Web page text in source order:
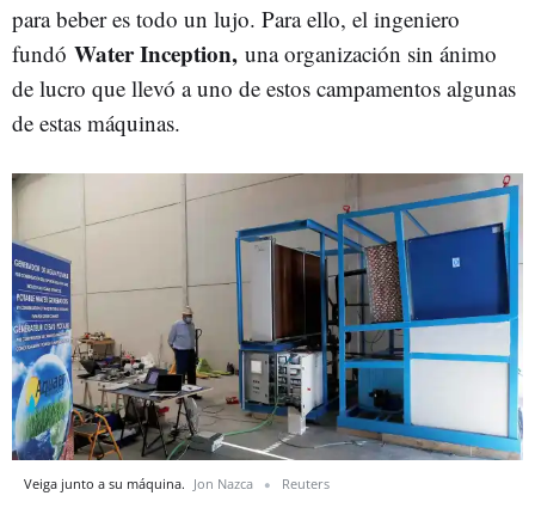
para beber es todo un lujo. Para ello, el ingeniero
fundó Water Inception, una organización sin ánimo
de lucro que llevó a uno de estos campamentos algunas
de estas máquinas.
Veiga junto a su máquina. Jon Nazca Reuters